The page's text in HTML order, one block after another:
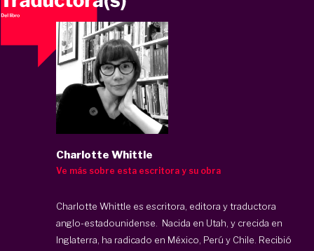
Charlotte Whittle
Ve más sobre esta escritora y su obra
Charlotte Whittle es escritora, editora y traductora
anglo-estadounidense. Nacida en Utah, y crecida en
Inglaterra, ha radicado en México, Perú y Chile. Recibió